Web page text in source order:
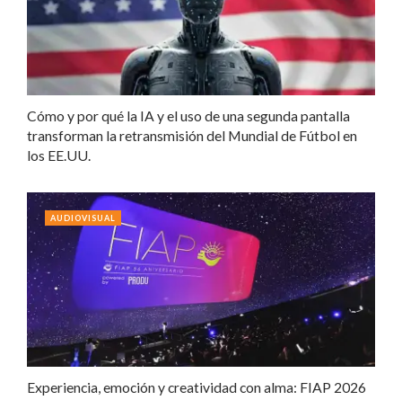
Cómo y por qué la IA y el uso de una segunda pantalla
transforman la retransmisión del Mundial de Fútbol en
los EE.UU.
Experiencia, emoción y creatividad con alma: FIAP 2026
AUDIOVISUAL